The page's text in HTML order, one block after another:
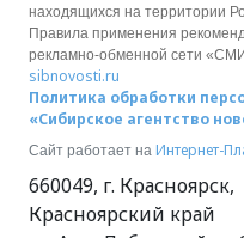
находящихся на территории
Правила применения
рекламно-обменной сети
sibnovosti.ru
Политика обработки
«Сибирское агентство
Сайт работает на Интернет-
660049, г. Красноярск,
Красноярский край